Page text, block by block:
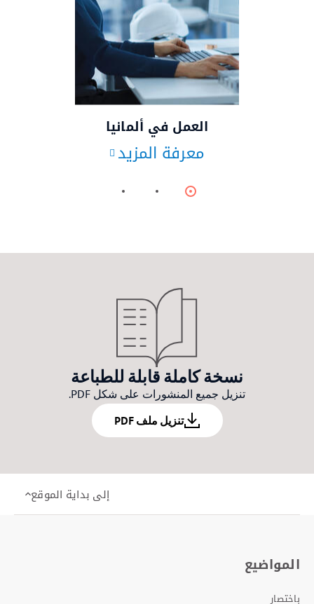
العمل في ألمانيا
معرفة المزيد
نسخة كاملة قابلة للطباعة
تنزيل جميع المنشورات على شكل PDF.
تنزيل ملف PDF
إلى بداية الموقع
المواضيع
باختصار